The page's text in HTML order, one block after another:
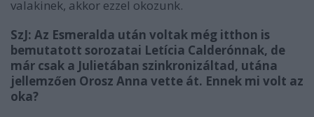
valakinek, akkor ezzel okozunk.
SzJ: Az Esmeralda után voltak még itthon is
bemutatott sorozatai Letícia Calderónnak, de
már csak a Julietában szinkronizáltad, utána
jellemzően Orosz Anna vette át. Ennek mi volt az
oka?